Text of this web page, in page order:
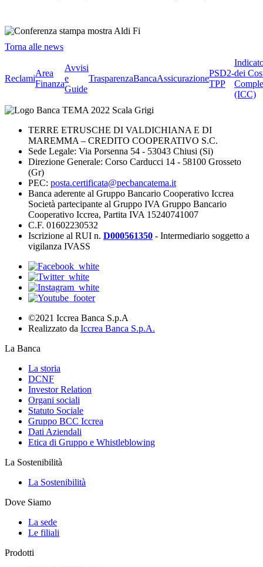
Torna alle news
Reclami
Area
Finanza
Avvisi
e
Guide
TrasparenzaBancaAssicurazione
PSD2-
TPP
dei
(ICC)
TERRE ETRUSCHE DI VALDICHIANA E DI
MAREMMA – CREDITO COOPERATIVO S.C.
Sede Legale: Via Porsenna 54 - 53043 Chiusi (Si)
Direzione Generale: Corso Carducci 14 - 58100 Grosseto
(Gr)
PEC: posta.certificata@pecbancatema.it
Banca aderente al Gruppo Bancario Cooperativo Iccrea
Società partecipante al Gruppo IVA Gruppo Bancario
Cooperativo Iccrea, Partita IVA 15240741007
C.F. 01602230532
Iscrizione al RUI n. D000561350 - Intermediario soggetto a
vigilanza IVASS
©2021 Iccrea Banca S.p.A
Realizzato da Iccrea Banca S.p.A.
La Banca
La storia
DCNF
Investor Relation
Organi sociali
Statuto Sociale
Gruppo BCC Iccrea
Dati Aziendali
Etica di Gruppo e Whistleblowing
La Sostenibilità
La Sostenibilità
Dove Siamo
La sede
Le filiali
Prodotti